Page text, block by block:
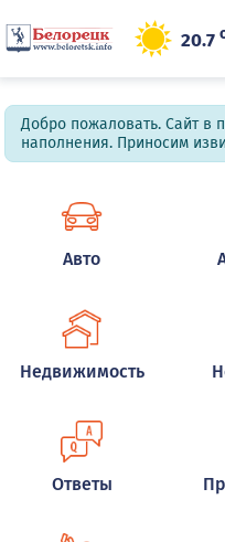
20.7
Добро пожаловать. Сайт в
наполнения. Приносим
Авто
Недвижимость
Ответы